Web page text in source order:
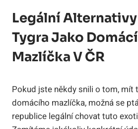
Legální
Tygra Jako
Mazlíčka V ČR
Pokud jste někdy snili o tom, mít
domácího mazlíčka, možná se
republice legální chovat tuto